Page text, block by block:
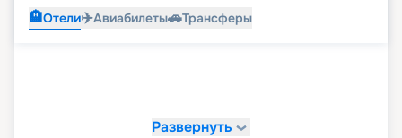
🏨Отели✈️Авиабилеты🚗Трансферы
Развернуть